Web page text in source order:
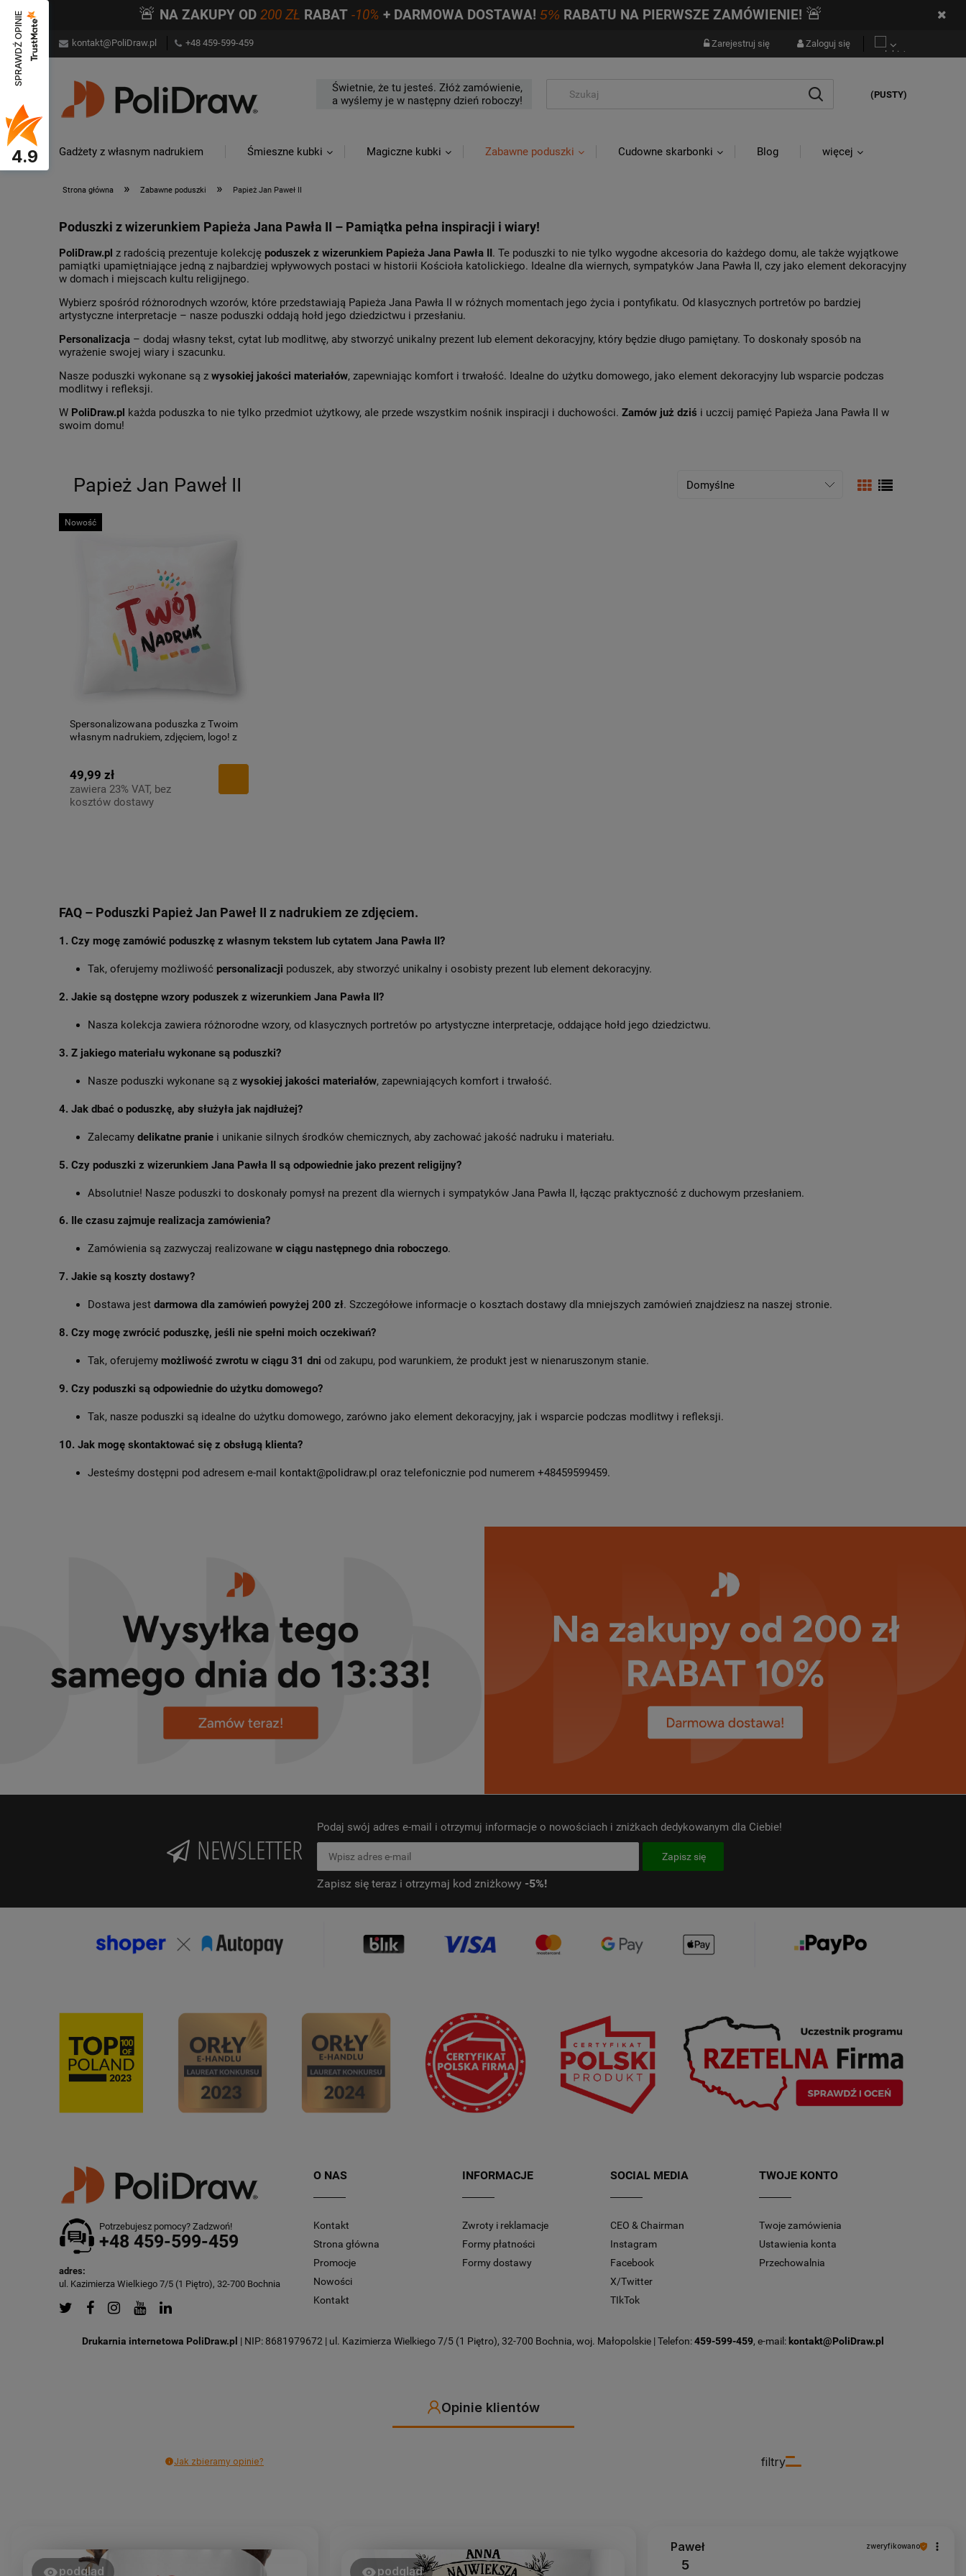
🚨 NA ZAKUPY OD 200 ZŁ RABAT -10% + DARMOWA DOSTAWA! 5% RABATU NA PIERWSZE ZAMÓWIENIE! 🚨
kontakt@PoliDraw.pl +48 459-599-459 Zarejestruj się Zaloguj się
(PUSTY)
Świetnie, że tu jesteś. Złóż zamówienie,
a wyślemy je w następny dzień roboczy!
Gadżety z własnym nadrukiem Śmieszne kubki Magiczne kubki Zabawne poduszki Cudowne skarbonki Blog więcej
Strona główna » Zabawne poduszki » Papież Jan Paweł II
Poduszki z wizerunkiem Papieża Jana Pawła II – Pamiątka pełna inspiracji i wiary!
PoliDraw.pl z radością prezentuje kolekcję poduszek z wizerunkiem Papieża Jana Pawła II. Te poduszki to nie tylko wygodne akcesoria do każdego domu, ale także wyjątkowe
pamiątki upamiętniające jedną z najbardziej wpływowych postaci w historii Kościoła katolickiego. Idealne dla wiernych, sympatyków Jana Pawła II, czy jako element dekoracyjny
w domach i miejscach kultu religijnego.
Wybierz spośród różnorodnych wzorów, które przedstawiają Papieża Jana Pawła II w różnych momentach jego życia i pontyfikatu. Od klasycznych portretów po bardziej
artystyczne interpretacje – nasze poduszki oddają hołd jego dziedzictwu i przesłaniu.
Personalizacja – dodaj własny tekst, cytat lub modlitwę, aby stworzyć unikalny prezent lub element dekoracyjny, który będzie długo pamiętany. To doskonały sposób na
wyrażenie swojej wiary i szacunku.
Nasze poduszki wykonane są z wysokiej jakości materiałów, zapewniając komfort i trwałość. Idealne do użytku domowego, jako element dekoracyjny lub wsparcie podczas
modlitwy i refleksji.
W PoliDraw.pl każda poduszka to nie tylko przedmiot użytkowy, ale przede wszystkim nośnik inspiracji i duchowości. Zamów już dziś i uczcij pamięć Papieża Jana Pawła II w
swoim domu!
Papież Jan Paweł II
Spersonalizowana poduszka z Twoim
własnym nadrukiem, zdjęciem, logo! z
49,99 zł
zawiera 23% VAT, bez
kosztów dostawy
Nowość
FAQ – Poduszki Papież Jan Paweł II z nadrukiem ze zdjęciem.
1. Czy mogę zamówić poduszkę z własnym tekstem lub cytatem Jana Pawła II?
Tak, oferujemy możliwość personalizacji poduszek, aby stworzyć unikalny i osobisty prezent lub element dekoracyjny.
2. Jakie są dostępne wzory poduszek z wizerunkiem Jana Pawła II?
Nasza kolekcja zawiera różnorodne wzory, od klasycznych portretów po artystyczne interpretacje, oddające hołd jego dziedzictwu.
3. Z jakiego materiału wykonane są poduszki?
Nasze poduszki wykonane są z wysokiej jakości materiałów, zapewniających komfort i trwałość.
4. Jak dbać o poduszkę, aby służyła jak najdłużej?
Zalecamy delikatne pranie i unikanie silnych środków chemicznych, aby zachować jakość nadruku i materiału.
5. Czy poduszki z wizerunkiem Jana Pawła II są odpowiednie jako prezent religijny?
Absolutnie! Nasze poduszki to doskonały pomysł na prezent dla wiernych i sympatyków Jana Pawła II, łącząc praktyczność z duchowym przesłaniem.
6. Ile czasu zajmuje realizacja zamówienia?
Zamówienia są zazwyczaj realizowane w ciągu następnego dnia roboczego.
7. Jakie są koszty dostawy?
Dostawa jest darmowa dla zamówień powyżej 200 zł. Szczegółowe informacje o kosztach dostawy dla mniejszych zamówień znajdziesz na naszej stronie.
8. Czy mogę zwrócić poduszkę, jeśli nie spełni moich oczekiwań?
Tak, oferujemy możliwość zwrotu w ciągu 31 dni od zakupu, pod warunkiem, że produkt jest w nienaruszonym stanie.
9. Czy poduszki są odpowiednie do użytku domowego?
Tak, nasze poduszki są idealne do użytku domowego, zarówno jako element dekoracyjny, jak i wsparcie podczas modlitwy i refleksji.
10. Jak mogę skontaktować się z obsługą klienta?
Jesteśmy dostępni pod adresem e-mail kontakt@polidraw.pl oraz telefonicznie pod numerem +48459599459.
NEWSLETTER
Podaj swój adres e-mail i otrzymuj informacje o nowościach i zniżkach dedykowanym dla Ciebie!
Zapisz się teraz i otrzymaj kod zniżkowy -5%!
Potrzebujesz pomocy? Zadzwoń!
+48 459-599-459
adres:
ul. Kazimierza Wielkiego 7/5 (1 Piętro), 32-700 Bochnia
O NAS
Kontakt
Strona główna
Promocje
Nowości
Kontakt
INFORMACJE
Zwroty i reklamacje
Formy płatności
Formy dostawy
SOCIAL MEDIA
CEO & Chairman
Instagram
Facebook
X/Twitter
TIkTok
TWOJE KONTO
Twoje zamówienia
Ustawienia konta
Przechowalnia
Drukarnia internetowa PoliDraw.pl | NIP: 8681979672 | ul. Kazimierza Wielkiego 7/5 (1 Piętro), 32-700 Bochnia, woj. Małopolskie | Telefon:459-599-459, e-mail: kontakt@PoliDraw.pl
Opinie klientów
filtry
Jak zbieramy opinie?
podgląd podgląd
Paweł zweryfikowano
5
SPRAWDŹ OPINIE
4.9